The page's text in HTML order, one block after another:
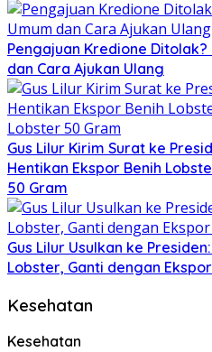
Pengajuan Kredione
dan Cara Ajukan Ulang
Gus Lilur Kirim Surat ke
Hentikan Ekspor Benih
50 Gram
Gus Lilur Usulkan ke
Lobster, Ganti dengan
Kesehatan
Kesehatan